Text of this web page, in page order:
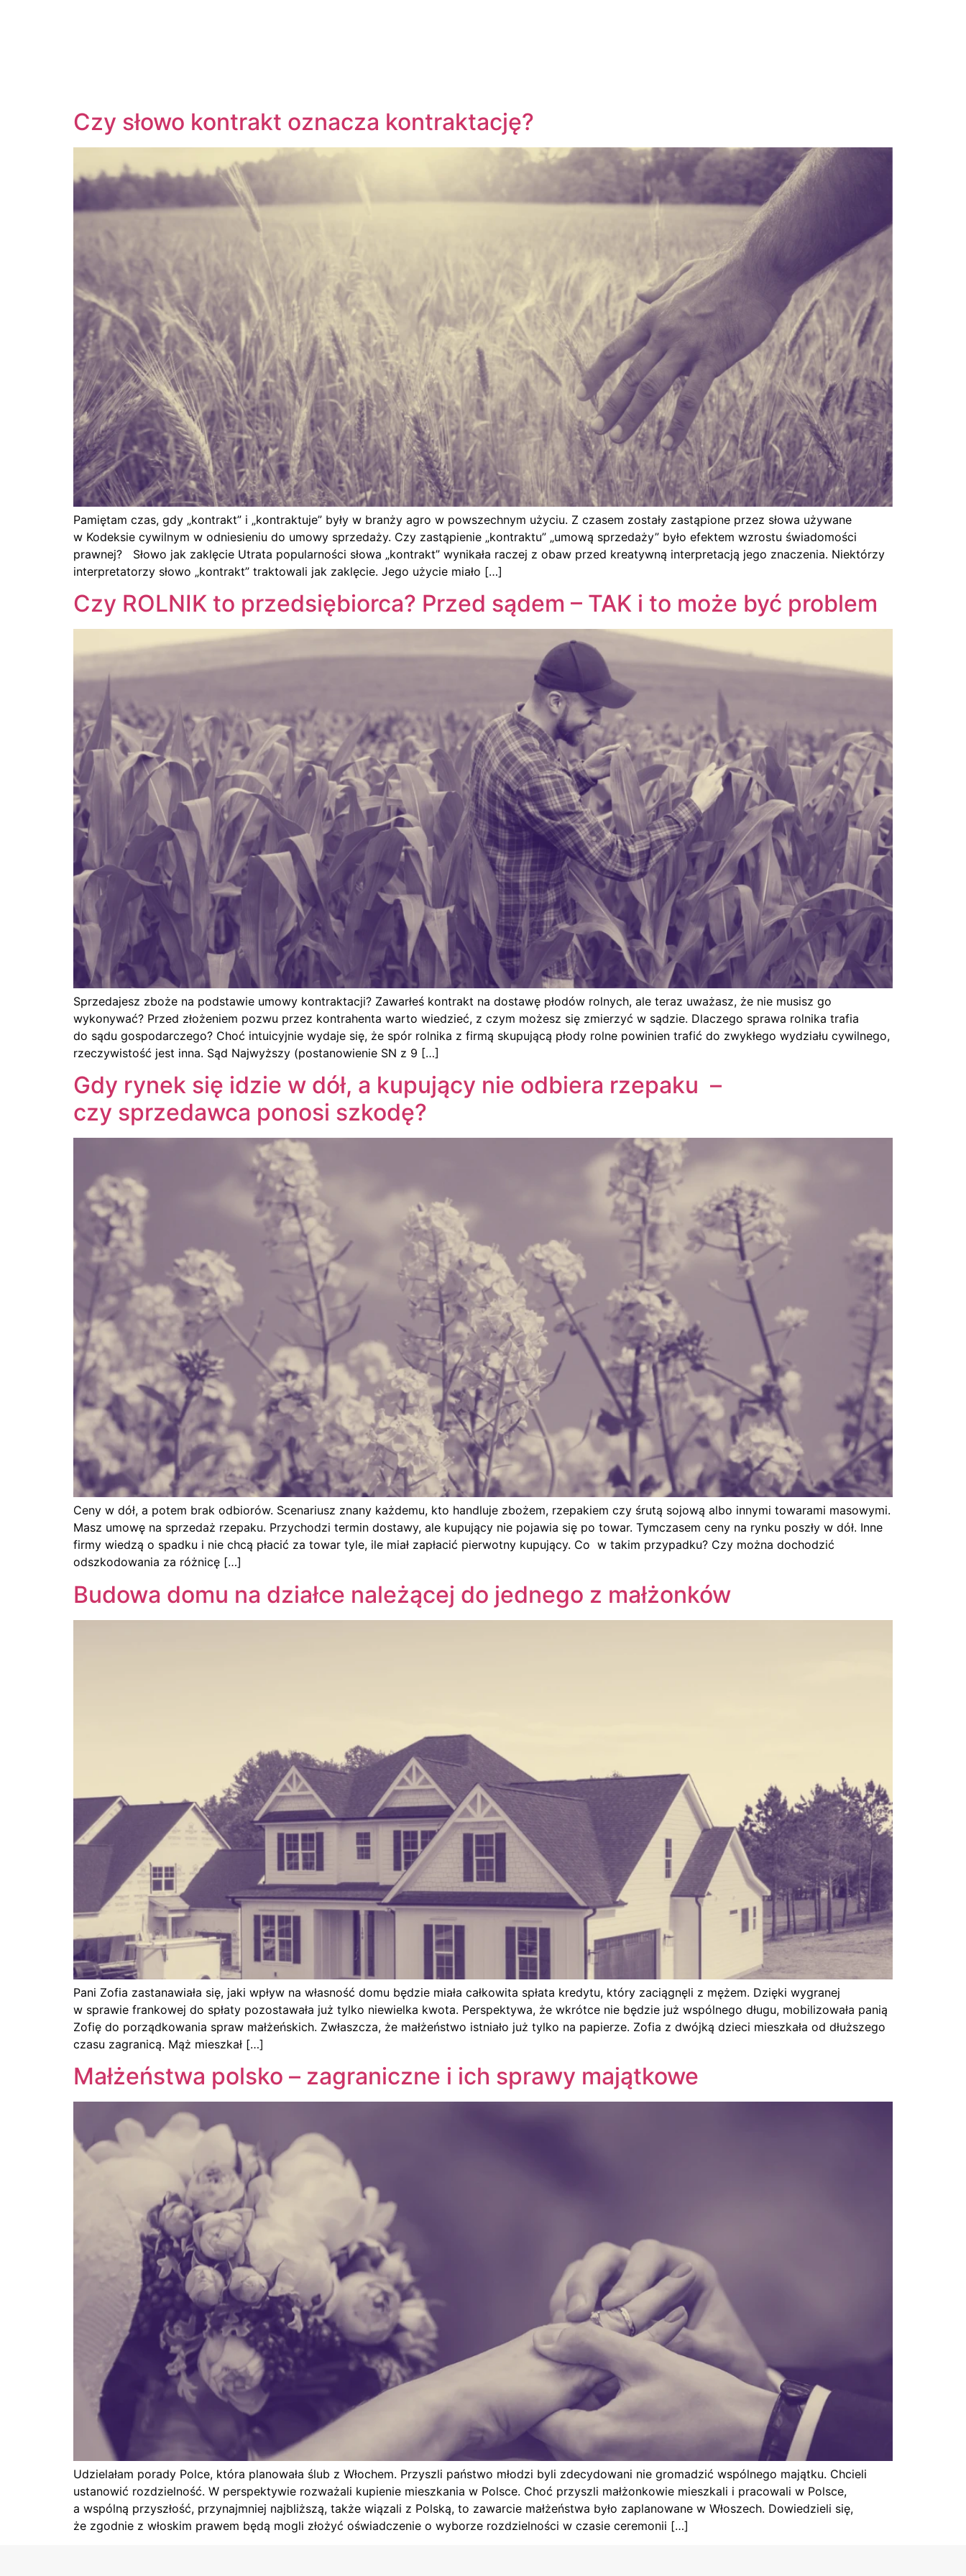
Czy słowo kontrakt oznacza kontraktację?
Pamiętam czas, gdy „kontrakt” i „kontraktuje” były w branży agro w powszechnym użyciu. Z czasem zostały zastąpione przez słowa używane
w Kodeksie cywilnym w odniesieniu do umowy sprzedaży. Czy zastąpienie „kontraktu” „umową sprzedaży” było efektem wzrostu świadomości
prawnej? Słowo jak zaklęcie Utrata popularności słowa „kontrakt” wynikała raczej z obaw przed kreatywną interpretacją jego znaczenia. Niektórzy
interpretatorzy słowo „kontrakt” traktowali jak zaklęcie. Jego użycie miało […]
Czy ROLNIK to przedsiębiorca? Przed sądem – TAK i to może być problem
Sprzedajesz zboże na podstawie umowy kontraktacji? Zawarłeś kontrakt na dostawę płodów rolnych, ale teraz uważasz, że nie musisz go
wykonywać? Przed złożeniem pozwu przez kontrahenta warto wiedzieć, z czym możesz się zmierzyć w sądzie. Dlaczego sprawa rolnika trafia
do sądu gospodarczego? Choć intuicyjnie wydaje się, że spór rolnika z firmą skupującą płody rolne powinien trafić do zwykłego wydziału cywilnego,
rzeczywistość jest inna. Sąd Najwyższy (postanowienie SN z 9 […]
Gdy rynek się idzie w dół, a kupujący nie odbiera rzepaku –
czy sprzedawca ponosi szkodę?
Ceny w dół, a potem brak odbiorów. Scenariusz znany każdemu, kto handluje zbożem, rzepakiem czy śrutą sojową albo innymi towarami masowymi.
Masz umowę na sprzedaż rzepaku. Przychodzi termin dostawy, ale kupujący nie pojawia się po towar. Tymczasem ceny na rynku poszły w dół. Inne
firmy wiedzą o spadku i nie chcą płacić za towar tyle, ile miał zapłacić pierwotny kupujący. Co w takim przypadku? Czy można dochodzić
odszkodowania za różnicę […]
Budowa domu na działce należącej do jednego z małżonków
Pani Zofia zastanawiała się, jaki wpływ na własność domu będzie miała całkowita spłata kredytu, który zaciągnęli z mężem. Dzięki wygranej
w sprawie frankowej do spłaty pozostawała już tylko niewielka kwota. Perspektywa, że wkrótce nie będzie już wspólnego długu, mobilizowała panią
Zofię do porządkowania spraw małżeńskich. Zwłaszcza, że małżeństwo istniało już tylko na papierze. Zofia z dwójką dzieci mieszkała od dłuższego
czasu zagranicą. Mąż mieszkał […]
Małżeństwa polsko – zagraniczne i ich sprawy majątkowe
Udzielałam porady Polce, która planowała ślub z Włochem. Przyszli państwo młodzi byli zdecydowani nie gromadzić wspólnego majątku. Chcieli
ustanowić rozdzielność. W perspektywie rozważali kupienie mieszkania w Polsce. Choć przyszli małżonkowie mieszkali i pracowali w Polsce,
a wspólną przyszłość, przynajmniej najbliższą, także wiązali z Polską, to zawarcie małżeństwa było zaplanowane w Włoszech. Dowiedzieli się,
że zgodnie z włoskim prawem będą mogli złożyć oświadczenie o wyborze rozdzielności w czasie ceremonii […]